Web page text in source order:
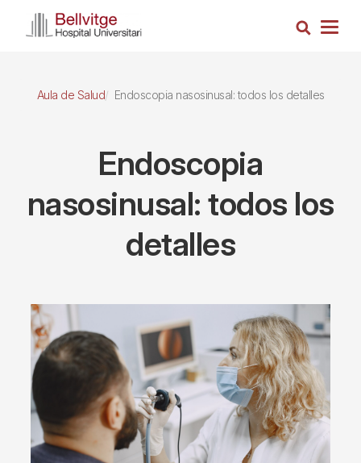
Busca
Aula de Salud Endoscopia nasosinusal: todos los detalles
Endoscopia
nasosinusal: todos los
detalles
Imagen